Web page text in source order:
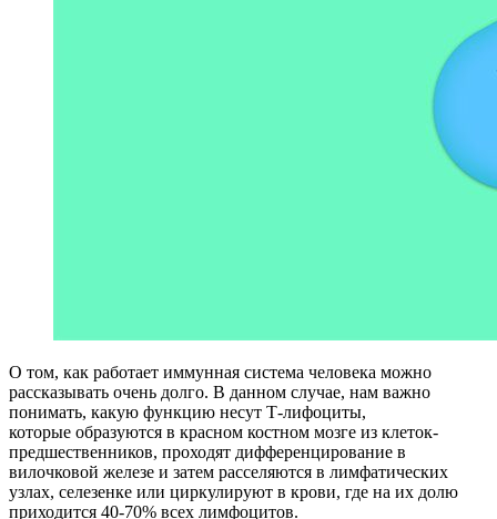
О том, как работает иммунная система человека можно
рассказывать очень долго. В данном случае, нам важно
понимать, какую функцию несут Т-лифоциты,
которые образуются в красном костном мозге из клеток-
предшественников, проходят дифференцирование в
вилочковой железе и затем расселяются в лимфатических
узлах, селезенке или циркулируют в крови, где на их долю
приходится 40-70% всех лимфоцитов.